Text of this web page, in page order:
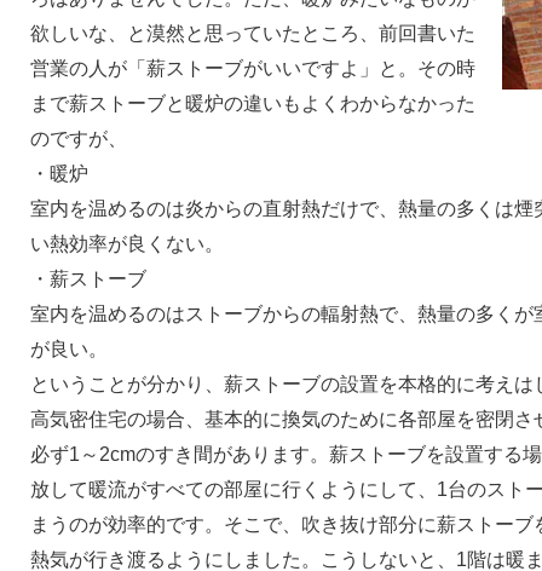
欲しいな、と漠然と思っていたところ、前回書いた
営業の人が「薪ストーブがいいですよ」と。その時
まで薪ストーブと暖炉の違いもよくわからなかった
のですが、
・暖炉
室内を温めるのは炎からの直射熱だけで、熱量の多くは煙
い熱効率が良くない。
・薪ストーブ
室内を温めるのはストーブからの輻射熱で、熱量の多くが
が良い。
ということが分かり、薪ストーブの設置を本格的に考えは
高気密住宅の場合、基本的に換気のために各部屋を密閉さ
必ず1～2cmのすき間があります。薪ストーブを設置する
放して暖流がすべての部屋に行くようにして、1台のスト
まうのが効率的です。そこで、吹き抜け部分に薪ストー
熱気が行き渡るようにしました。こうしないと、1階は暖